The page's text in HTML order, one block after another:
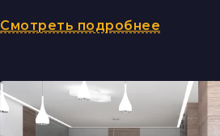
Смотреть подробнее